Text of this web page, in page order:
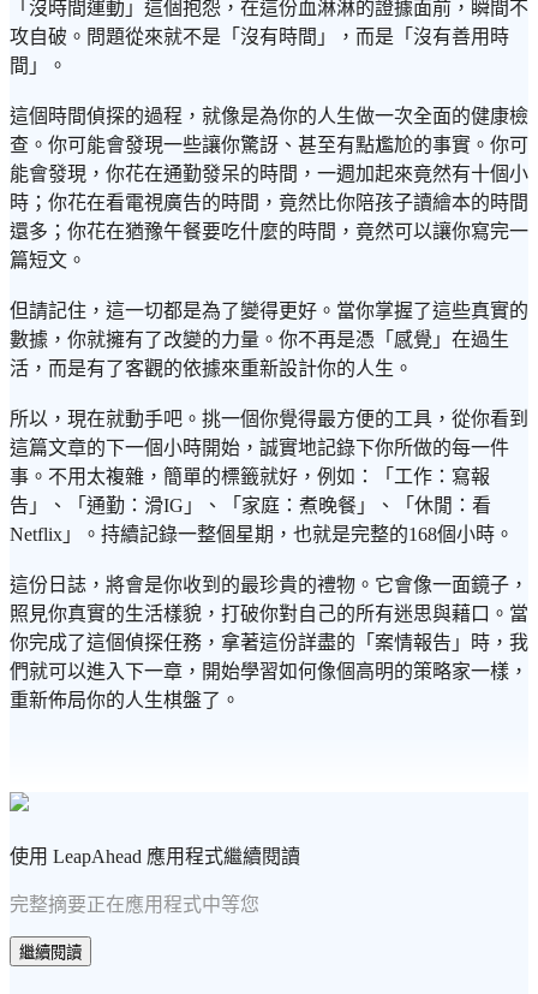
「沒時間運動」這個抱怨，在這份血淋淋的證據面前，瞬間不
攻自破。問題從來就不是「沒有時間」，而是「沒有善用時
間」。
這個時間偵探的過程，就像是為你的人生做一次全面的健康檢
查。你可能會發現一些讓你驚訝、甚至有點尷尬的事實。你可
能會發現，你花在通勤發呆的時間，一週加起來竟然有十個小
時；你花在看電視廣告的時間，竟然比你陪孩子讀繪本的時間
還多；你花在猶豫午餐要吃什麼的時間，竟然可以讓你寫完一
篇短文。
但請記住，這一切都是為了變得更好。當你掌握了這些真實的
數據，你就擁有了改變的力量。你不再是憑「感覺」在過生
活，而是有了客觀的依據來重新設計你的人生。
所以，現在就動手吧。挑一個你覺得最方便的工具，從你看到
這篇文章的下一個小時開始，誠實地記錄下你所做的每一件
事。不用太複雜，簡單的標籤就好，例如：「工作：寫報
告」、「通勤：滑IG」、「家庭：煮晚餐」、「休閒：看
Netflix」。持續記錄一整個星期，也就是完整的168個小時。
這份日誌，將會是你收到的最珍貴的禮物。它會像一面鏡子，
照見你真實的生活樣貌，打破你對自己的所有迷思與藉口。當
你完成了這個偵探任務，拿著這份詳盡的「案情報告」時，我
們就可以進入下一章，開始學習如何像個高明的策略家一樣，
重新佈局你的人生棋盤了。
使用 LeapAhead 應用程式繼續閱讀
完整摘要正在應用程式中等您
繼續閱讀